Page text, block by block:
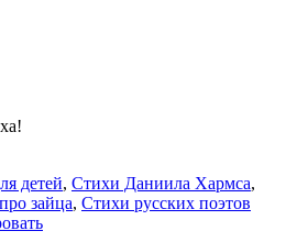
детей, Стихи Даниила Хармса,
зайца, Стихи русских поэтов